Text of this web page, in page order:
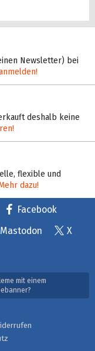
Newsletter) bei
deshalb keine
flexible und
dazu!
Facebook
Mastodon
X
mit einem